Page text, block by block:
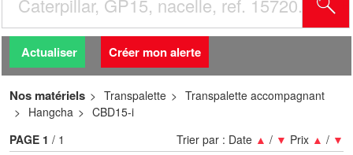
Actualiser Créer mon alerte
Nos matériels Transpalette
Transpalette accompagnant
Hangcha
CBD15-i
Trier par : Date ▲ / ▼ Prix ▲ / ▼
PAGE 1 / 1